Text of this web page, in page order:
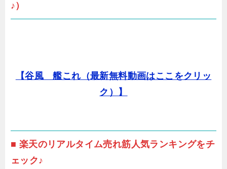
♪）
【谷風 艦これ（最新無料動画はここをクリッ
ク）】
■ 楽天のリアルタイム売れ筋人気ランキングをチ
ェック♪